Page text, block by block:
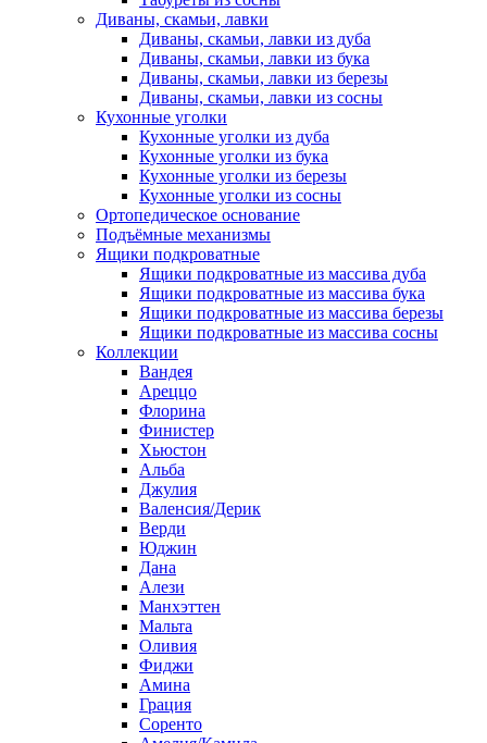
Диваны, скамьи, лавки
Диваны, скамьи, лавки из дуба
Диваны, скамьи, лавки из бука
Диваны, скамьи, лавки из березы
Диваны, скамьи, лавки из сосны
Кухонные уголки
Кухонные уголки из дуба
Кухонные уголки из бука
Кухонные уголки из березы
Кухонные уголки из сосны
Ортопедическое основание
Подъёмные механизмы
Ящики подкроватные
Ящики подкроватные из массива дуба
Ящики подкроватные из массива бука
Ящики подкроватные из массива березы
Ящики подкроватные из массива сосны
Коллекции
Вандея
Ареццо
Флорина
Финистер
Хьюстон
Альба
Джулия
Валенсия/Дерик
Верди
Юджин
Дана
Алези
Манхэттен
Мальта
Оливия
Фиджи
Амина
Грация
Соренто